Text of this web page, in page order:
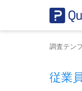
調査テン
従業